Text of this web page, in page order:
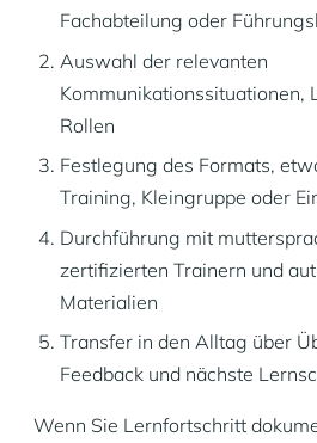
Fachabteilung oder
Auswahl der relevanten
Kommunikationssituationen,
Rollen
Festlegung des Formats,
Training, Kleingruppe oder
Durchführung mit
zertifizierten Trainern und
Materialien
Transfer in den Alltag über
Feedback und nächste
Wenn Sie Lernfortschritt